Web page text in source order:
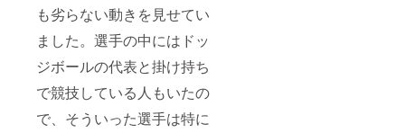
も劣らない動きを見せてい
ました。選手の中にはドッ
ジボールの代表と掛け持ち
で競技している人もいたの
で、そういった選手は特に